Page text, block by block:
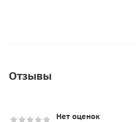
Отзывы
Нет оценок